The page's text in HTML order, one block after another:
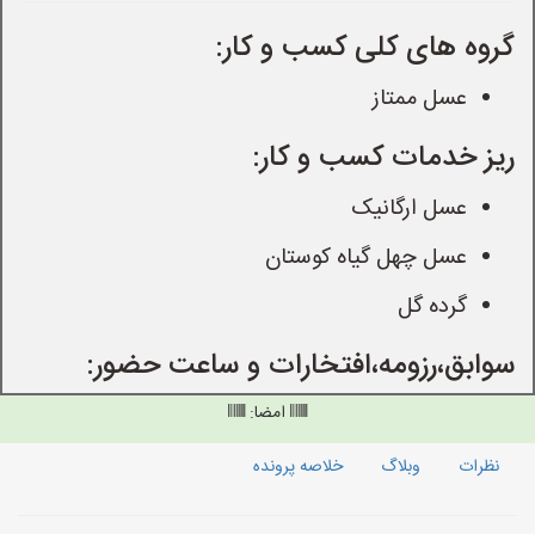
گروه های کلی کسب و کار:
عسل ممتاز
ریز خدمات کسب و کار:
عسل ارگانیک
عسل چهل گیاه کوستان
گرده گل
سوابق،رزومه،افتخارات و ساعت حضور:
امضا:
نظرات
وبلاگ خلاصه پرونده